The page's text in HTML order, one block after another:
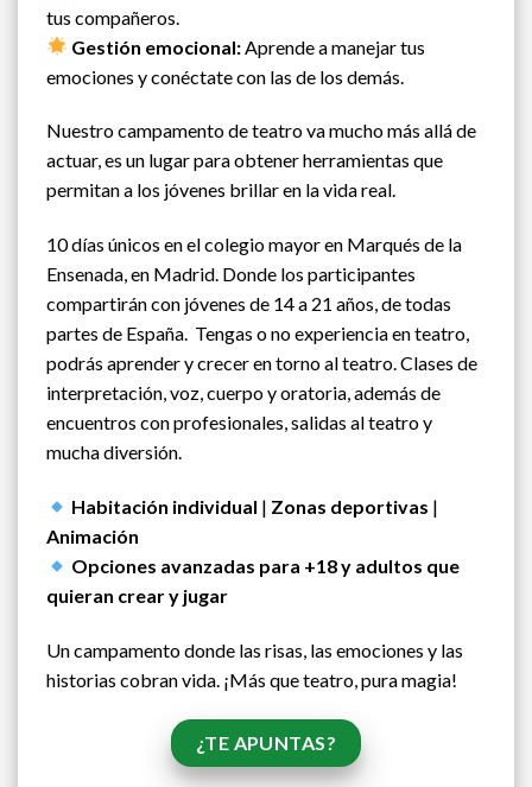
tus compañeros.
Gestión emocional: Aprende a manejar tus
emociones y conéctate con las de los demás.
Nuestro campamento de teatro va mucho más allá de
actuar, es un lugar para obtener herramientas que
permitan a los jóvenes brillar en la vida real.
10 días únicos en el colegio mayor en Marqués de la
Ensenada, en Madrid. Donde los participantes
compartirán con jóvenes de 14 a 21 años, de todas
partes de España. Tengas o no experiencia en teatro,
podrás aprender y crecer en torno al teatro. Clases de
interpretación, voz, cuerpo y oratoria, además de
encuentros con profesionales, salidas al teatro y
mucha diversión.
Habitación individual | Zonas deportivas |
Animación
Opciones avanzadas para +18 y adultos que
quieran crear y jugar
Un campamento donde las risas, las emociones y las
historias cobran vida. ¡Más que teatro, pura magia!
¿TE APUNTAS?